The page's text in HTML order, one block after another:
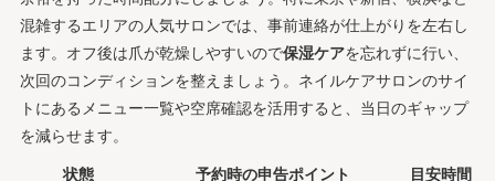
混雑するエリアの人気サロンでは、事前連絡が仕上がりを左右し
ます。オフ後は爪が乾燥しやすいので保湿ケアを忘れずに行い、
次回のコンディションを整えましょう。ネイルケアサロンのサイ
トにあるメニュー一覧や空席確認を活用すると、当日のギャップ
を減らせます。
状態 予約時の申告ポイント
目安時間